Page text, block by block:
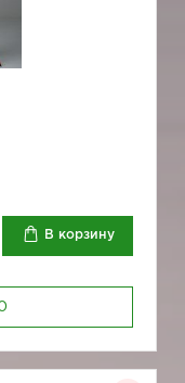
В корзину